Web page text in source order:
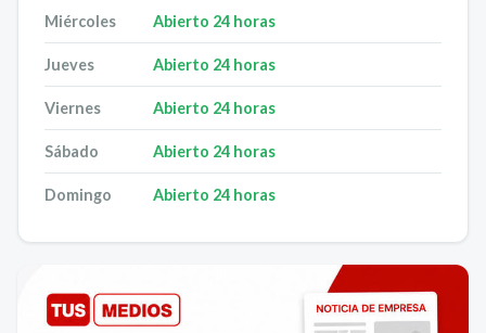
Miércoles Abierto 24 horas
Jueves Abierto 24 horas
Viernes Abierto 24 horas
Sábado Abierto 24 horas
Domingo Abierto 24 horas